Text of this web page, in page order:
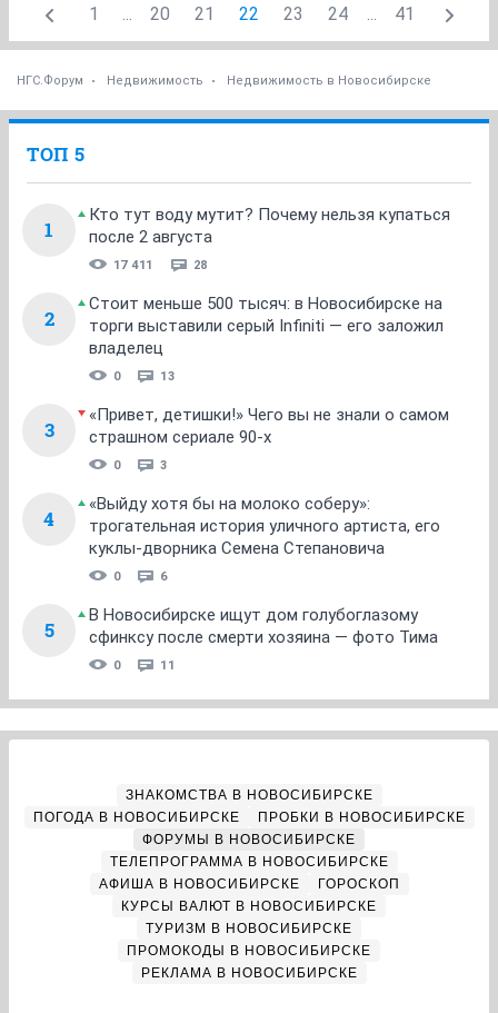
1 ... 20 21 22 23 24 ... 41
НГС.Форум Недвижимость Недвижимость в Новосибирске
ТОП 5
1
Кто тут воду мутит? Почему нельзя купаться
после 2 августа
17 411 28
2
Стоит меньше 500 тысяч: в Новосибирске на
торги выставили серый Infiniti — его заложил
владелец
0 13
3
«Привет, детишки!» Чего вы не знали о самом
страшном сериале 90-х
0 3
4
«Выйду хотя бы на молоко соберу»:
трогательная история уличного артиста, его
куклы-дворника Семена Степановича
0 6
5
В Новосибирске ищут дом голубоглазому
сфинксу после смерти хозяина — фото Тима
0 11
ЗНАКОМСТВА В НОВОСИБИРСКЕ
ПОГОДА В НОВОСИБИРСКЕ
ПРОБКИ В НОВОСИБИРСКЕ
ФОРУМЫ В НОВОСИБИРСКЕ
ТЕЛЕПРОГРАММА В НОВОСИБИРСКЕ
АФИША В НОВОСИБИРСКЕ
ГОРОСКОП
КУРСЫ ВАЛЮТ В НОВОСИБИРСКЕ
ТУРИЗМ В НОВОСИБИРСКЕ
ПРОМОКОДЫ В НОВОСИБИРСКЕ
РЕКЛАМА В НОВОСИБИРСКЕ